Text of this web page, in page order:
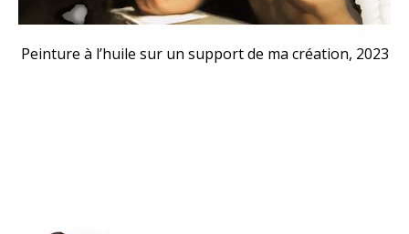
Peinture à l’huile sur un support de ma création, 2023